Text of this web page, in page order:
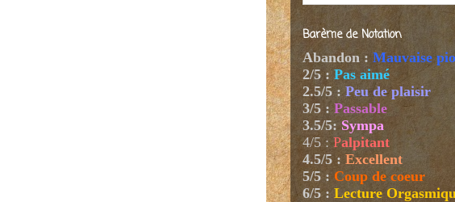
Barème de Notation
Abandon : Mauvaise
2/5 : Pas aimé
2.5/5 : Peu de plaisir
3/5 : Passable
3.5/5: Sympa
4/5 : Palpitant
4.5/5 : Excellent
5/5 : Coup de coeur
6/5: Lecture